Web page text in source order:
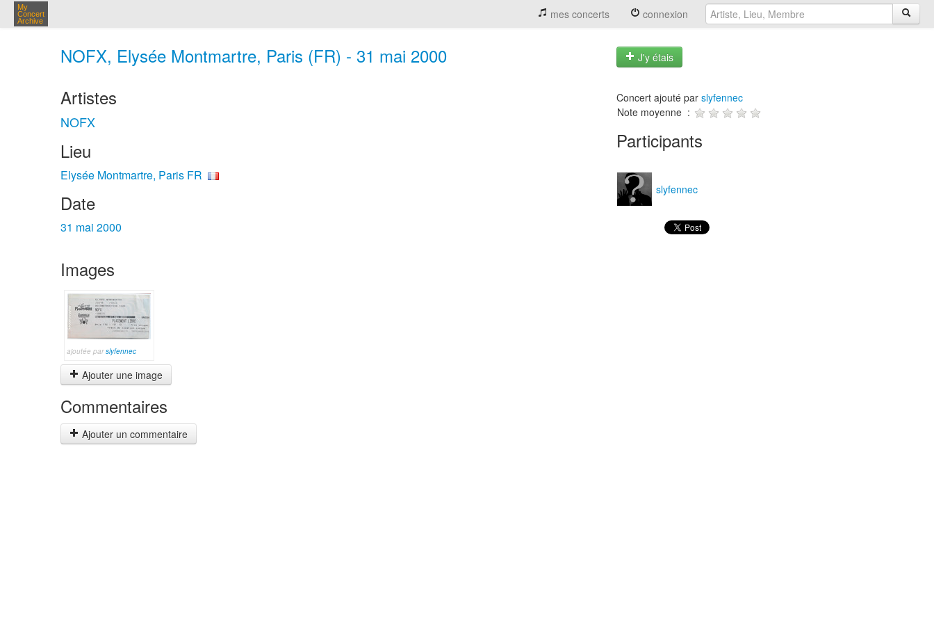
My
Concert
Archive
mes concerts connexion
NOFX, Elysée Montmartre, Paris (FR) - 31 mai 2000 J'y étais
Artistes
NOFX
Lieu
Elysée Montmartre, Paris FR
Date
31 mai 2000
Images
ajoutée parslyfennec
Ajouter une image
Commentaires
Ajouter un commentaire
Concert ajouté par slyfennec
Note moyenne :
Participants
slyfennec